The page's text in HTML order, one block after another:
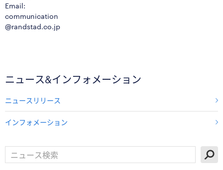
Email:
communication
@randstad.co.jp
ニュース&インフォメーション
ニュースリリース
インフォメーション